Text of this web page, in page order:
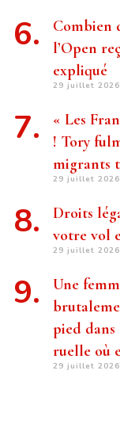
Combien
l’Open
expliqué
29 juillet 2026
« Les
! Tory
migrants
29 juillet 2026
Droits
votre vol
29 juillet 2026
Une
pied
ruelle où
29 juillet 2026